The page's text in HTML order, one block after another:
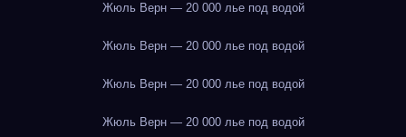
Жюль Верн — 20 000 лье под водой
Жюль Верн — 20 000 лье под водой
Жюль Верн — 20 000 лье под водой
Жюль Верн — 20 000 лье под водой